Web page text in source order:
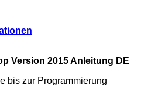
Version 2015 Anleitung DE
bis zur Programmierung